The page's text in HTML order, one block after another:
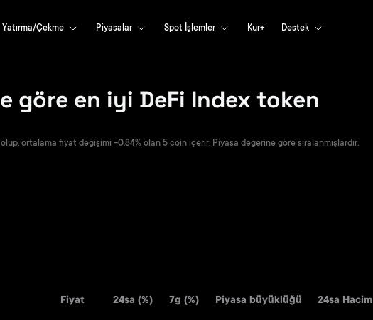
Yatırma/Çekme Piyasalar Spot İşlemler Kur+ Destek
göre en iyi DeFi Index token
ortalama fiyat değişimi -0.84% olan 5 coin içerir. Piyasa değerine göre sıralanmışlardır.
Fiyat 24sa (%) 7g (%) Piyasa büyüklüğü 24sa Hacim